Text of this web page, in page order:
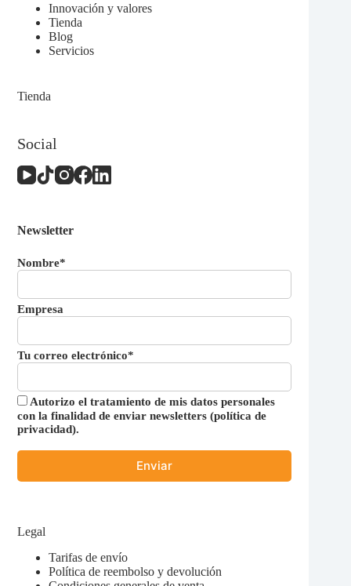
Innovación y valores
Tienda
Blog
Servicios
Tienda
Social
Newsletter
Nombre*
Empresa
Tu correo electrónico*
Autorizo el tratamiento de mis datos personales
con la finalidad de enviar newsletters (política de
privacidad).
Legal
Tarifas de envío
Política de reembolso y devolución